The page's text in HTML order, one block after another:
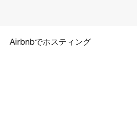
Airbnbでホスティング